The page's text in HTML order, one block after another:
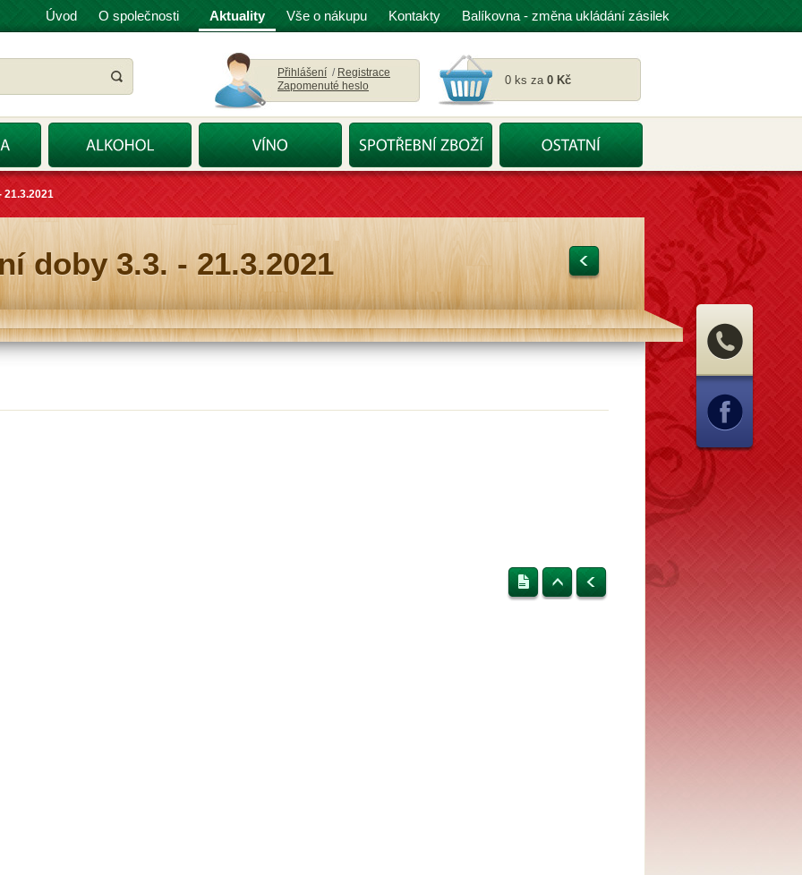
Úvod O společnosti Aktuality Vše o nákupu Kontakty Balíkovna - změna ukládání zásilek
Přihlášení / Registrace
Zapomenuté heslo
0 ks za 0 Kč
21.3.2021
doby 3.3. - 21.3.2021